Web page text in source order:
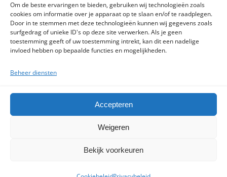
Om de beste ervaringen te bieden, gebruiken wij technologieën zoals
cookies om informatie over je apparaat op te slaan en/of te raadplegen.
Door in te stemmen met deze technologieën kunnen wij gegevens zoals
surfgedrag of unieke ID's op deze site verwerken. Als je geen
toestemming geeft of uw toestemming intrekt, kan dit een nadelige
invloed hebben op bepaalde functies en mogelijkheden.
Beheer diensten
Accepteren
Weigeren
Bekijk voorkeuren
En
facebook linkedin
©2024 WebdesignComputer Service Heuvelland (NL)